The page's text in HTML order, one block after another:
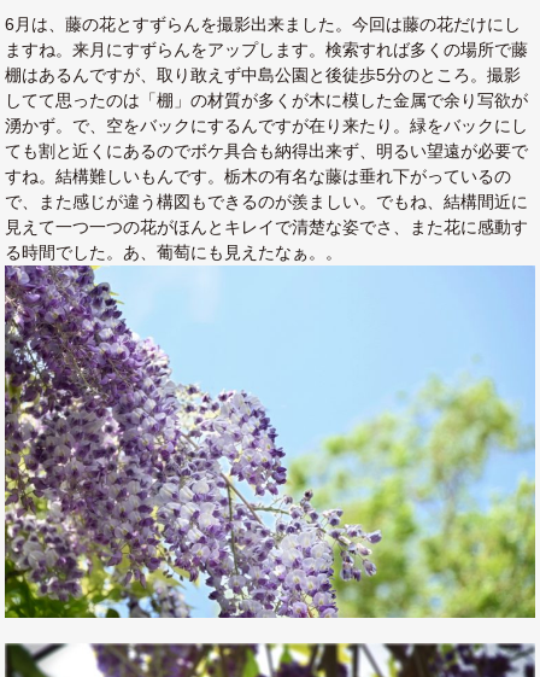
6月は、藤の花とすずらんを撮影出来ました。今回は藤の花だけにし
ますね。来月にすずらんをアップします。検索すれば多くの場所で藤
棚はあるんですが、取り敢えず中島公園と後徒歩5分のところ。撮影
してて思ったのは「棚」の材質が多くが木に模した金属で余り写欲が
湧かず。で、空をバックにするんですが在り来たり。緑をバックにし
ても割と近くにあるのでボケ具合も納得出来ず、明るい望遠が必要で
すね。結構難しいもんです。栃木の有名な藤は垂れ下がっているの
で、また感じが違う構図もできるのが羨ましい。でもね、結構間近に
見えて一つ一つの花がほんとキレイで清楚な姿でさ、また花に感動す
る時間でした。あ、葡萄にも見えたなぁ。。